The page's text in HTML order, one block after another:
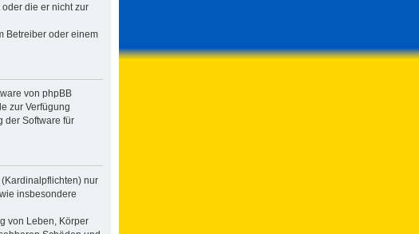
die er nicht zur
Betreiber oder einem
von phpBB
zur Verfügung
der Software für
nur
insbesondere
von Leben, Körper